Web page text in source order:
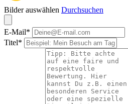
Bilder auswählen Durchsuchen
E-Mail*
Titel*